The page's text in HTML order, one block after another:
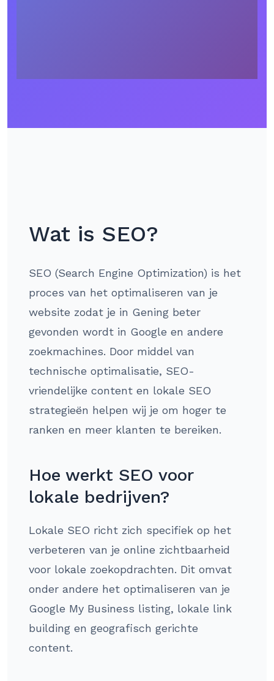
Wat is SEO?
SEO (Search Engine Optimization) is het
proces van het optimaliseren van je
website zodat je in Gening beter
gevonden wordt in Google en andere
zoekmachines. Door middel van
technische optimalisatie, SEO-
vriendelijke content en lokale SEO
strategieën helpen wij je om hoger te
ranken en meer klanten te bereiken.
Hoe werkt SEO voor
lokale bedrijven?
Lokale SEO richt zich specifiek op het
verbeteren van je online zichtbaarheid
voor lokale zoekopdrachten. Dit omvat
onder andere het optimaliseren van je
Google My Business listing, lokale link
building en geografisch gerichte
content.